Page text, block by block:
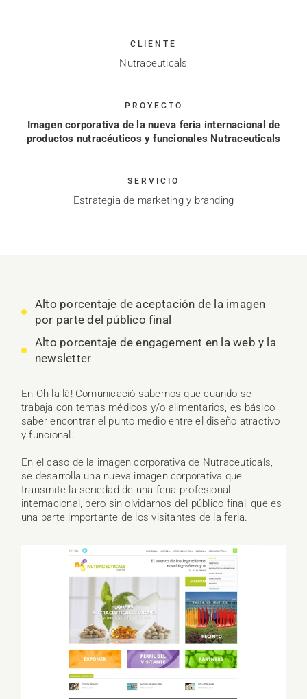
CLIENTE
Nutraceuticals
PROYECTO
Imagen corporativa de la nueva feria internacional de
productos nutracéuticos y funcionales Nutraceuticals
SERVICIO
Estrategia de marketing y branding
Alto porcentaje de aceptación de la imagen
por parte del público final
Alto porcentaje de engagement en la web y la
newsletter
En Oh la là! Comunicació sabemos que cuando se
trabaja con temas médicos y/o alimentarios, es básico
saber encontrar el punto medio entre el diseño atractivo
y funcional.
En el caso de la imagen corporativa de Nutraceuticals,
se desarrolla una nueva imagen corporativa que
transmite la seriedad de una feria profesional
internacional, pero sin olvidarnos del público final, que es
una parte importante de los visitantes de la feria.